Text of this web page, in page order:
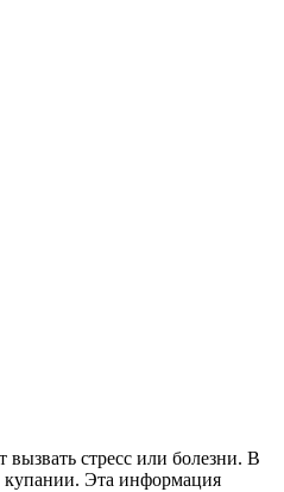
стресс или болезни. В
купании. Эта информация